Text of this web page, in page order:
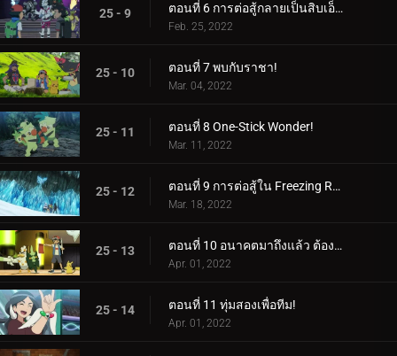
25 - 9 ตอนที่ 6 การต่อสู้กลายเป็นสิบเอ็ด!
Feb. 25, 2022
25 - 10 ตอนที่ 7 พบกับราชา!
Mar. 04, 2022
25 - 11 ตอนที่ 8 One-Stick Wonder!
Mar. 11, 2022
25 - 12 ตอนที่ 9 การต่อสู้ใน Freezing Raid!
Mar. 18, 2022
25 - 13 ตอนที่ 10 อนาคตมาถึงแล้ว ต้องขอบคุณกลยุทธ์!
Apr. 01, 2022
25 - 14 ตอนที่ 11 ทุ่มสองเพื่อทีม!
Apr. 01, 2022